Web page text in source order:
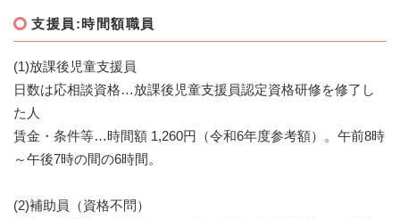
支援員:時間額職員
(1)放課後児童支援員
日数は応相談資格…放課後児童支援員認定資格研修を修了し
た人
​賃金・条件等…時間額 1,260円（令和6年度参考額）。午前8時
～午後7時の間の6時間。
(2)補助員（資格不問）